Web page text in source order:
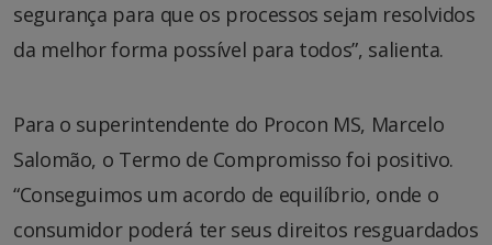
segurança para que os processos sejam resolvidos
da melhor forma possível para todos”, salienta.
Para o superintendente do Procon MS, Marcelo
Salomão, o Termo de Compromisso foi positivo.
“Conseguimos um acordo de equilíbrio, onde o
consumidor poderá ter seus direitos resguardados